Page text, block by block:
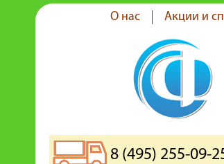
О нас Акции и
8 (495) 255-09-